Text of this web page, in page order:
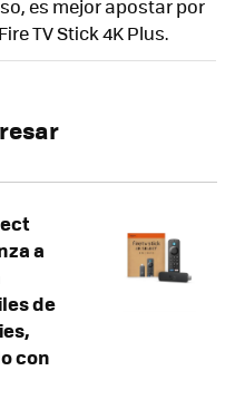
es mejor apostar por
TV Stick 4K Plus.
a
de
con